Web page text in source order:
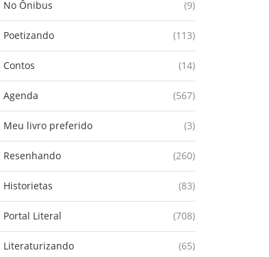
No Ônibus (9)
Poetizando (113)
Contos (14)
Agenda (567)
Meu livro preferido (3)
Resenhando (260)
Historietas (83)
Portal Literal (708)
Literaturizando (65)